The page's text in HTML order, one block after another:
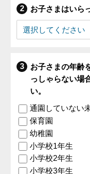
お子さまはいら
お子さまの年齢
っしゃらない場
い。
通園していない
保育園
幼稚園
小学校1年生
小学校2年生
小学校3年生